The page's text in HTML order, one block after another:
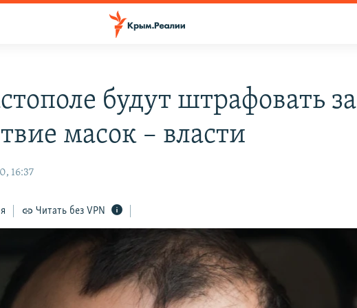
будут штрафовать за
масок – власти
16:37
Читать без VPN